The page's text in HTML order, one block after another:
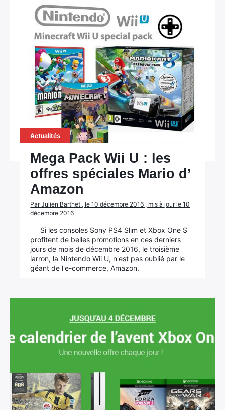
Actualités
Mega Pack Wii U : les
offres spéciales Mario d’
Amazon
Par Julien Barthet , le 10 décembre 2016 , mis à jour le 10
décembre 2016
Si les consoles Sony PS4 Slim et Xbox One S
profitent de belles promotions en ces derniers
jours de mois de décembre 2016, le troisième
larron, la Nintendo Wii U, n'est pas oublié par le
géant de l'e-commerce, Amazon.